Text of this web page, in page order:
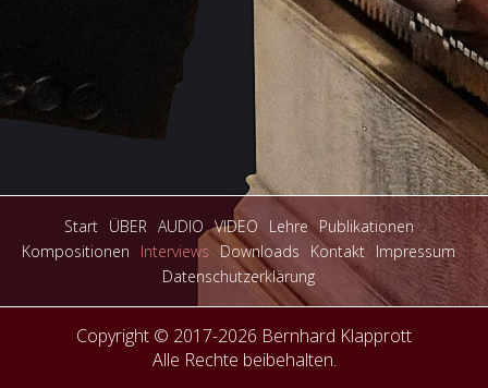
Start ÜBER AUDIO VIDEO Lehre Publikationen
Kompositionen
Interviews Downloads Kontakt Impressum
Datenschutzerklärung
Copyright © 2017-2026 Bernhard Klapprott
Alle Rechte beibehalten.